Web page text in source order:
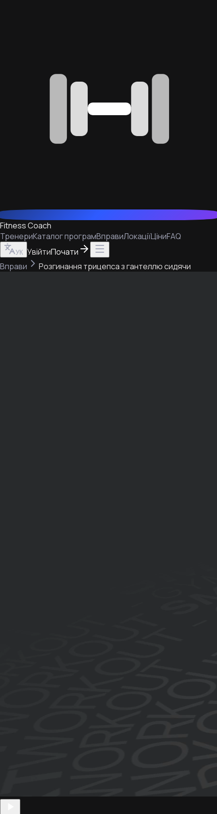
Fitness Coach
ТренериКаталог програмВправиЛокаціїЦіниFAQ
УК УвійтиПочати
Вправи
Розгинання трицепса з гантеллю сидячи